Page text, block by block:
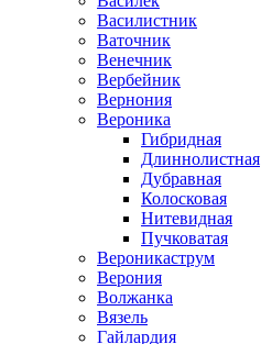
Василистник
Ваточник
Венечник
Вербейник
Вернония
Вероника
Гибридная
Длиннолистная
Дубравная
Колосковая
Нитевидная
Пучковатая
Вероникаструм
Верония
Волжанка
Вязель
Гайлардия